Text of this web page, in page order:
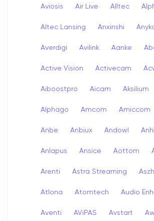
Aviosis Air Live Alltec
Altec Lansing Anxinshi
Averdigi Avilink Aanke
Active Vision Activecam
Aiboostpro Aicam Aksilium
Alphago Amcom Amiccom
Anbe Anbiux Andowl
Anlapus Ansice Aottom
Arenti Astra Streaming
Atlona Atomtech Audio
Aventi AViPAS Avstart